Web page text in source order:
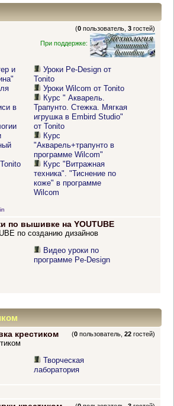
(0 пользователь,3 гостей)
При поддержке:
и
в
Уроки Pe-Design от
Tonito
Уроки Wilcom от Tonito
Курс " Акварель.
Трапунто. Стежка. Мягкая
игрушка в Embird Studio"
от Tonito
Курс
"Акварель+трапунто в
программе Wilcom"
Курс "Витражная
техника". "Тиснение по
коже" в программе
Wilcom
по вышивке на YOUTUBE
по созданию дизайнов
Видео уроки по
программе Pe-Design
крестиком (0 пользователь,22 гостей)
Творческая
лаборатория